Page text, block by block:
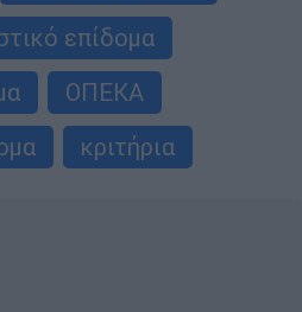
επίδομα
ΟΠΕΚΑ
κριτήρια